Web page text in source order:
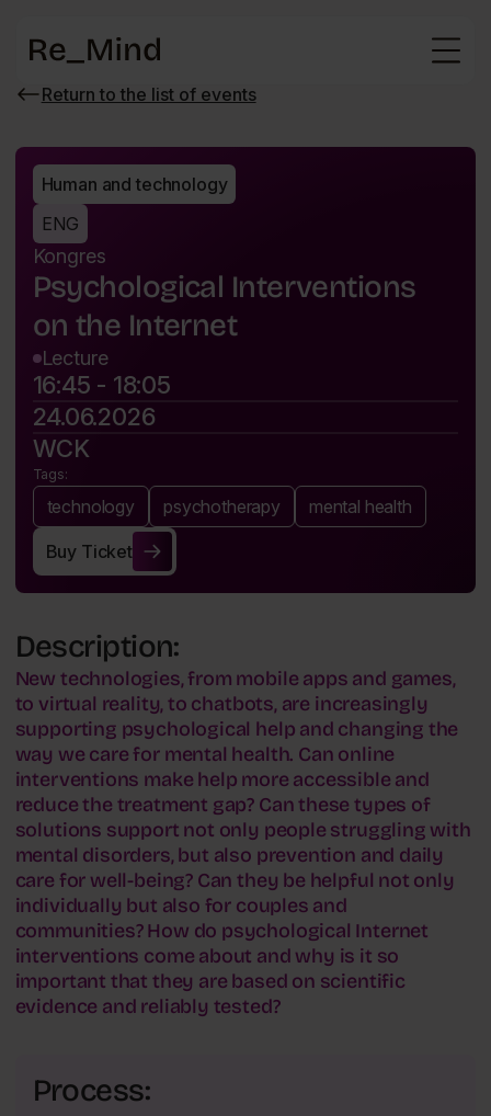
Return to the list of events
Wróć
wydarzeń
Human and technology
ENG
Kongres
Psychological Interventions
on the Internet
Lecture
16:45 - 18:05
24.06.2026
WCK
Tags:
technology psychotherapy mental health
Buy Ticket
Buy Ticket
Description:
New technologies, from mobile apps and games,
to virtual reality, to chatbots, are increasingly
supporting psychological help and changing the
way we care for mental health. Can online
interventions make help more accessible and
reduce the treatment gap? Can these types of
solutions support not only people struggling with
mental disorders, but also prevention and daily
care for well-being? Can they be helpful not only
individually but also for couples and
communities? How do psychological Internet
interventions come about and why is it so
important that they are based on scientific
evidence and reliably tested?
Process: